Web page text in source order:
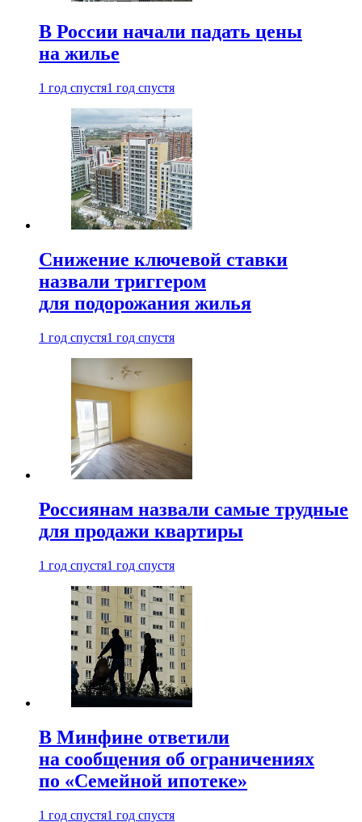
В России начали падать цены
на жилье
1 год спустя1 год спустя
Снижение ключевой ставки
назвали триггером
для подорожания жилья
1 год спустя1 год спустя
Россиянам назвали самые трудные
для продажи квартиры
1 год спустя1 год спустя
В Минфине ответили
на сообщения об ограничениях
по «Семейной ипотеке»
1 год спустя1 год спустя